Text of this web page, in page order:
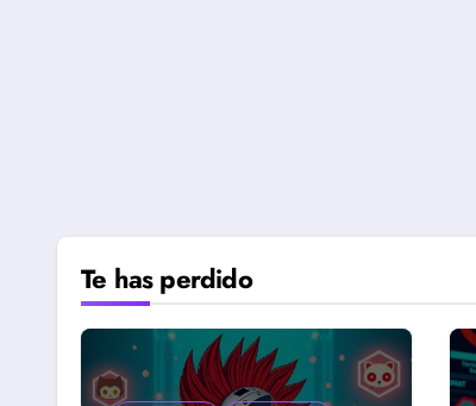
Te has perdido